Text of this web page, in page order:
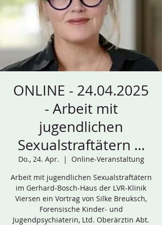
ONLINE - 24.04.2025
- Arbeit mit
jugendlichen
Sexualstraftätern ...
Do., 24. Apr.
  |
Online-Veranstaltung
Arbeit mit jugendlichen Sexualstraftätern
im Gerhard-Bosch-Haus der LVR-Klinik
Viersen ein Vortrag von Silke Breuksch,
Forensische Kinder- und
Jugendpsychiaterin, Ltd. Oberärztin Abt.